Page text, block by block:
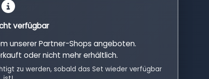
verfügbar
unserer Partner-Shops angeboten.
oder nicht mehr erhältlich.
zu werden, sobald das Set wieder verfügbar